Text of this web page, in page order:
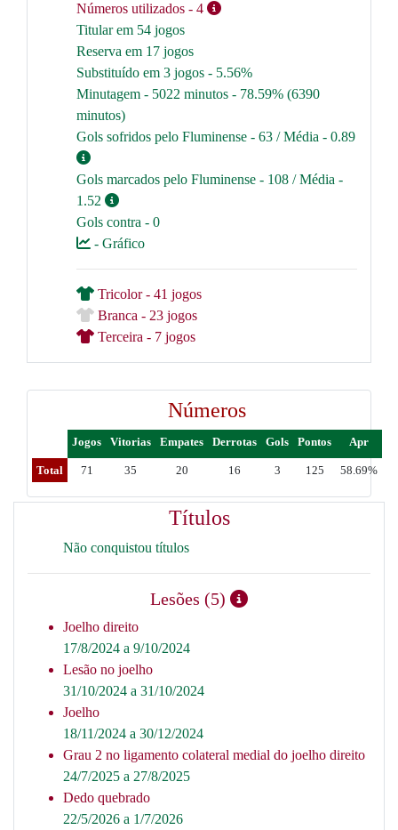
Números utilizados - 4
Titular em 54 jogos
Reserva em 17 jogos
Substituído em 3 jogos - 5.56%
Minutagem - 5022 minutos - 78.59% (6390
minutos)
Gols sofridos pelo Fluminense - 63 / Média - 0.89
Gols marcados pelo Fluminense - 108 / Média -
1.52
Gols contra - 0
- Gráfico
Tricolor - 41 jogos
Branca - 23 jogos
Terceira - 7 jogos
Números
Jogos Vitorias Empates Derrotas Gols Pontos Apr
Total 71 35 20 16 3 125 58.69%
Títulos
Não conquistou títulos
Lesões (5)
Joelho direito
17/8/2024 a 9/10/2024
Lesão no joelho
31/10/2024 a 31/10/2024
Joelho
18/11/2024 a 30/12/2024
Grau 2 no ligamento colateral medial do joelho direito
24/7/2025 a 27/8/2025
Dedo quebrado
22/5/2026 a 1/7/2026